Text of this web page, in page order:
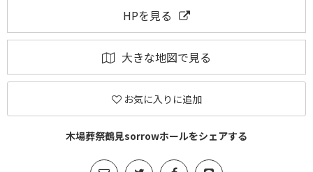
HPを見る
大きな地図で見る
お気に入りに追加
木場葬祭鶴見sorrowホールをシェアする